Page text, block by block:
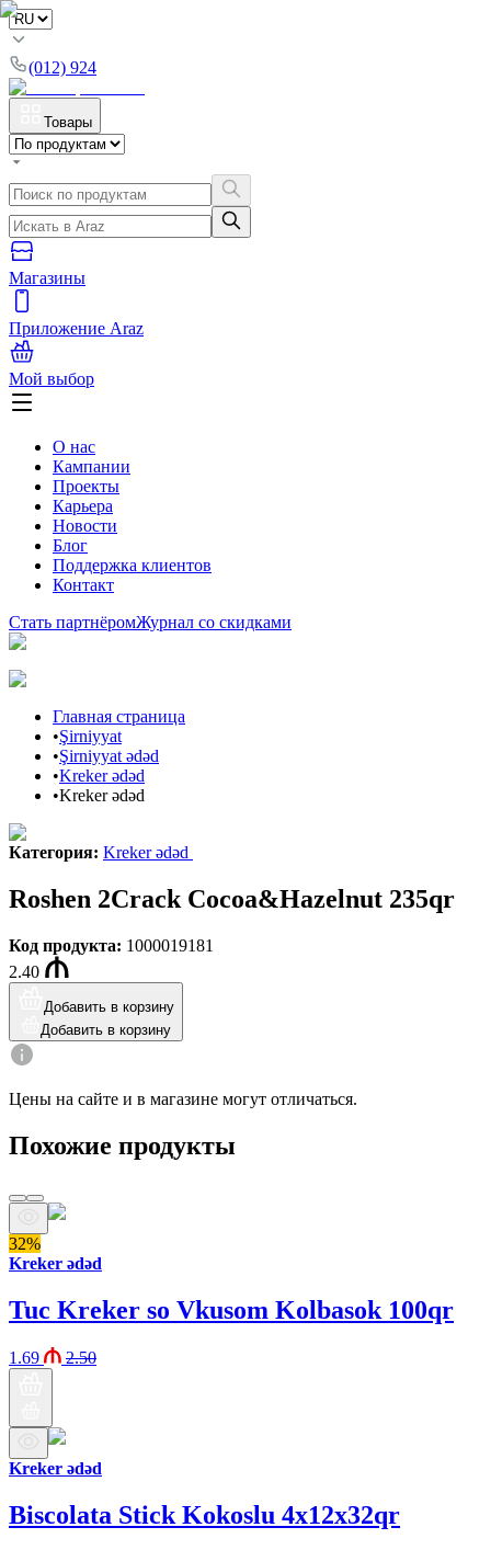
(012) 924
Товары
Магазины
Приложение Araz
Мой выбор
О нас
Кампании
Проекты
Карьера
Новости
Блог
Поддержка клиентов
Контакт
Стать партнёромЖурнал со скидками
Главная страница
•Şirniyyat
•Şirniyyat ədəd
•Kreker ədəd
•Kreker ədəd
Категория: Kreker ədəd
Roshen 2Сrack Cocoa&Hazelnut 235qr
Код продукта: 1000019181
2.40
Добавить в корзину
Добавить в корзину
Цены на сайте и в магазине могут отличаться.
Похожие продукты
32%
Kreker ədəd
Tuc Kreker so Vkusom Kolbasok 100qr
1.69 2.50
Kreker ədəd
Biscolata Stick Kokoslu 4x12x32qr